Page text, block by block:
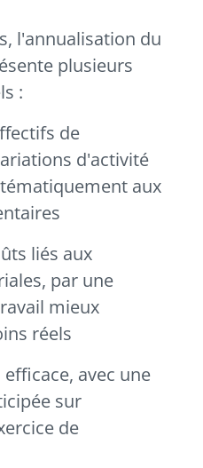
l'annualisation du
plusieurs
:
de
d'activité
aux
liés aux
par une
mieux
réels
avec une
sur
de